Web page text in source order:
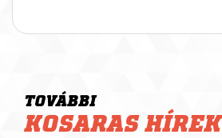
TOVÁBBI
KOSARAS HÍREK